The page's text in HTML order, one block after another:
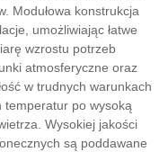
Modułowa konstrukcja
umożliwiając łatwe
wzrostu potrzeb
atmosferyczne oraz
w trudnych warunkach
temperatur po wysoką
Wysokiej jakości
są poddawane